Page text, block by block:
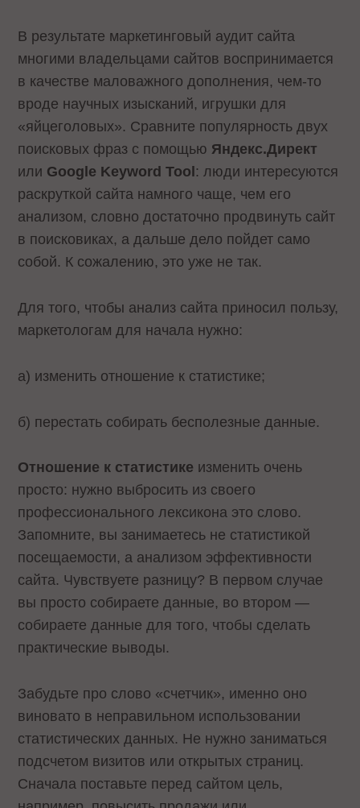
В результате маркетинговый аудит сайта
многими владельцами сайтов воспринимается
в качестве маловажного дополнения, чем-то
вроде научных изысканий, игрушки для
«яйцеголовых». Сравните популярность двух
поисковых фраз с помощью Яндекс.Директ
или Google KeywordTool : люди интересуются
раскруткой сайта намного чаще, чем его
анализом, словно достаточно продвинуть сайт
в поисковиках, а дальше дело пойдет само
собой. К сожалению, это уже не так.
Для того, чтобы анализ сайта приносил пользу,
маркетологам для начала нужно:
а) изменить отношение к статистике;
б) перестать собирать бесполезные данные.
Отношение к статистике изменить очень
просто: нужно выбросить из своего
профессионального лексикона это слово.
Запомните, вы занимаетесь не статистикой
посещаемости, а анализом эффективности
сайта. Чувствуете разницу? В первом случае
вы просто собираете данные, во втором —
собираете данные для того, чтобы сделать
практические выводы.
Забудьте про слово «счетчик», именно оно
виновато в неправильном использовании
статистических данных. Не нужно заниматься
подсчетом визитов или открытых страниц.
Сначала поставьте перед сайтом цель,